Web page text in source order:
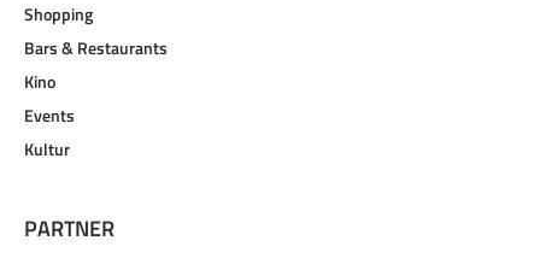
Shopping
Bars & Restaurants
Kino
Events
Kultur
PARTNER